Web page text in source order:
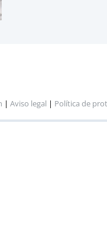
| Aviso legal | Política de